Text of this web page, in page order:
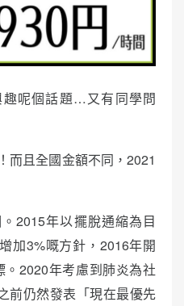
趣呢個話題…又有同學問
而且全國金額不同，2021
2015年以擺脫通縮為目
加3%嘅方針，2016年開
2020年考慮到肺炎為社
前仍然發表「現在最優先